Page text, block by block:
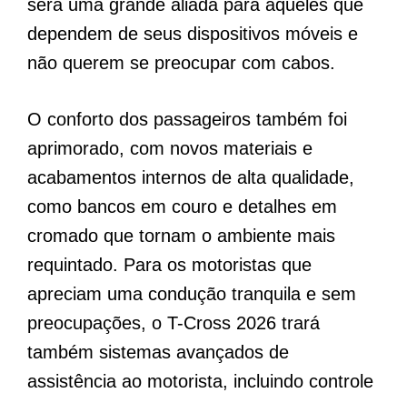
será uma grande aliada para aqueles que
dependem de seus dispositivos móveis e
não querem se preocupar com cabos.
O conforto dos passageiros também foi
aprimorado, com novos materiais e
acabamentos internos de alta qualidade,
como bancos em couro e detalhes em
cromado que tornam o ambiente mais
requintado. Para os motoristas que
apreciam uma condução tranquila e sem
preocupações, o T-Cross 2026 trará
também sistemas avançados de
assistência ao motorista, incluindo controle